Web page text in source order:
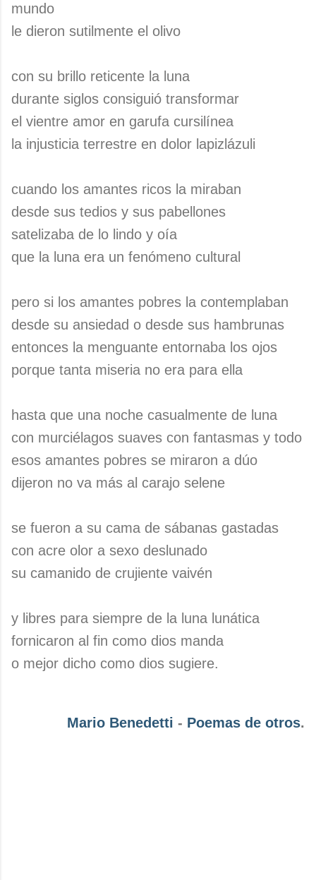
mundo
le dieron sutilmente el olivo
con su brillo reticente la luna
durante siglos consiguió transformar
el vientre amor en garufa cursilínea
la injusticia terrestre en dolor lapizlázuli
cuando los amantes ricos la miraban
desde sus tedios y sus pabellones
satelizaba de lo lindo y oía
que la luna era un fenómeno cultural
pero si los amantes pobres la contemplaban
desde su ansiedad o desde sus hambrunas
entonces la menguante entornaba los ojos
porque tanta miseria no era para ella
hasta que una noche casualmente de luna
con murciélagos suaves con fantasmas y todo
esos amantes pobres se miraron a dúo
dijeron no va más al carajo selene
se fueron a su cama de sábanas gastadas
con acre olor a sexo deslunado
su camanido de crujiente vaivén
y libres para siempre de la luna lunática
fornicaron al fin como dios manda
o mejor dicho como dios sugiere.
Mario Benedetti - Poemas de otros.